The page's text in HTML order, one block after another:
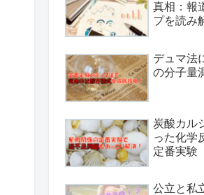
真相：報
プを読み
デュマ法
の分子量
炭酸カル
った化学
定番実験
公立と私